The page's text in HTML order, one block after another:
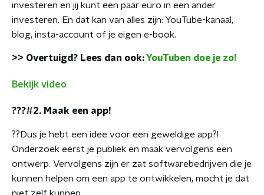
investeren en jij kunt een paar euro in een ander
investeren. En dat kan van alles zijn: YouTube-kanaal,
blog, insta-account of je eigen e-book.
>> Overtuigd? Lees dan ook:YouTuben doe je zo!
Bekijk video
???#2. Maak een app!
??Dus je hebt een idee voor een geweldige app?!
Onderzoek eerst je publiek en maak vervolgens een
ontwerp. Vervolgens zijn er zat softwarebedrijven die je
kunnen helpen om een app te ontwikkelen, mocht je dat